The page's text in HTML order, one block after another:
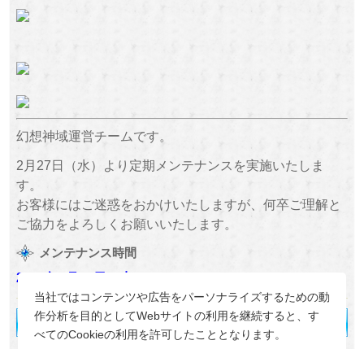
当社ではコンテンツや広告をパーソナライズするための動
作分析を目的としてWebサイトの利用を継続すると、す
べてのCookieの利用を許可したこととなります。
幻想神域運営チームです。
2月27日（水）より定期メンテナンスを実施いたしま
す。
お客様にはご迷惑をおかけいたしますが、何卒ご理解と
ご協力をよろしくお願いいたします。
メンテナンス時間
2019年2月27日（水）